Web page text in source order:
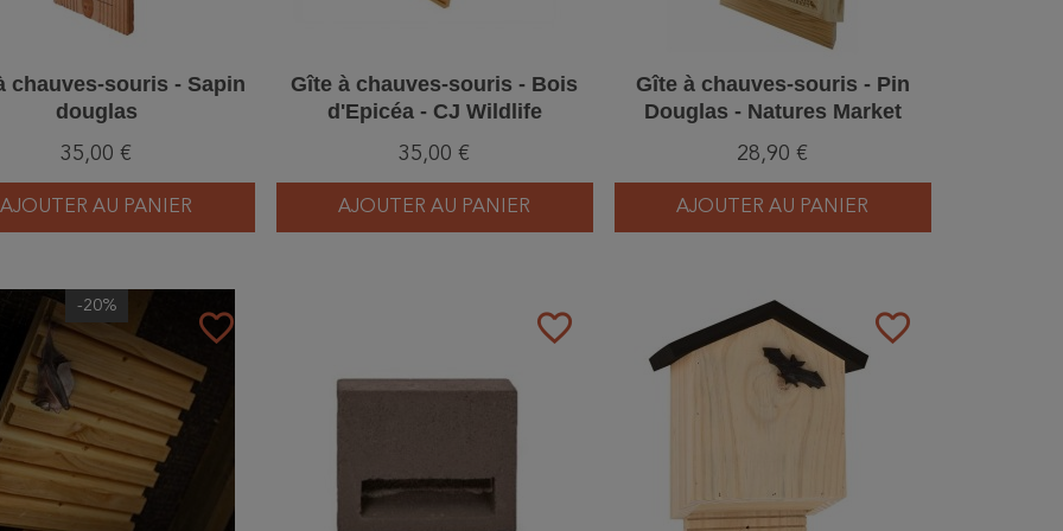
chauves-souris - Sapin
douglas
35,00 €
AJOUTER AU PANIER
Gîte à chauves-souris - Bois
d'Epicéa - CJ Wildlife
35,00 €
AJOUTER AU PANIER
Gîte à chauves-souris - Pin
Douglas - Natures Market
28,90 €
AJOUTER AU PANIER
favorite_border
-20%
favorite_border favorite_border